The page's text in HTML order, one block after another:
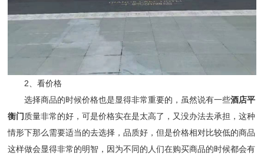
2、看价格
选择商品的时候价格也是显得非常重要的，虽然说有一些酒店平
衡门质量非常的好，可是价格实在是太高了，又没办法去承担，这种
情形下那么需要适当的去选择，品质好，但是价格相对比较低的商品
这样做会显得非常的明智，因为不同的人们在购买商品的时候都会有